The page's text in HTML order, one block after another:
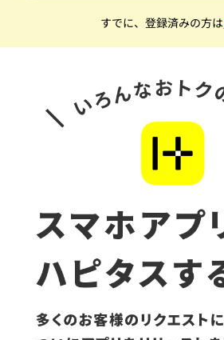
すでに、登録済みの方は